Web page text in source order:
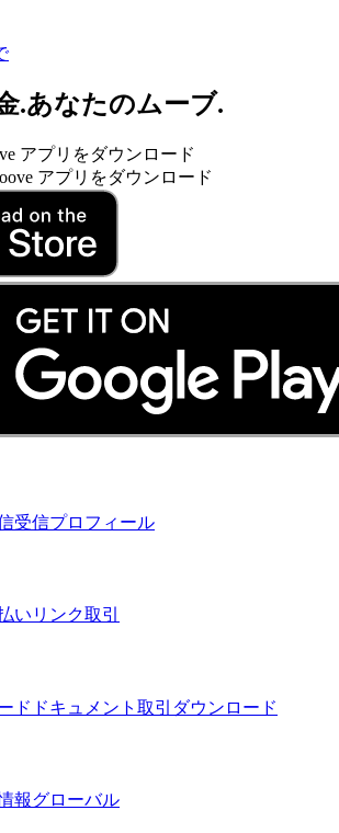
.あなたのムーブ.
アプリをダウンロード
受信プロフィール
いリンク取引
ド ドキュメント 取引 ダウンロード
報グローバル